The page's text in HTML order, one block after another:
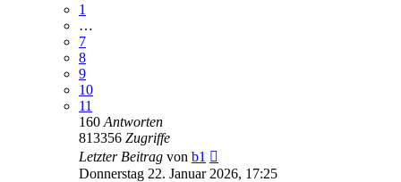
1
…
7
8
9
10
11
160 Antworten
813356 Zugriffe
Letzter Beitrag von b1
Donnerstag 22. Januar 2026, 17:25